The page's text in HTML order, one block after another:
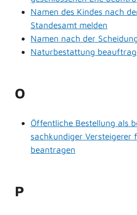
Namen des Kindes nach
Standesamt melden
Namen nach der
Naturbestattung
O
Öffentliche Bestellung als
sachkundiger Versteigerer
beantragen
P